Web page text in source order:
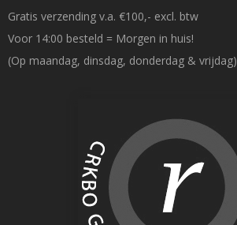
Gratis verzending v.a. €100,- excl. btw
Voor 14:00 besteld = Morgen in huis!
(Op maandag, dinsdag, donderdag & vrijdag)